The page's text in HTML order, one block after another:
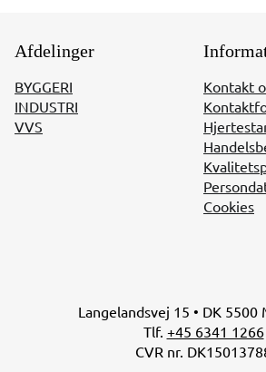
Afdelinger
BYGGERI
INDUSTRI
VVS
Kontakt
Cookies
Langelandsvej 15 • DK
Tlf. +45 6341 1266
CVR nr.